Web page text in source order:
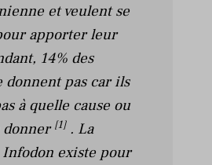
et veulent se
apporter leur
14% des
donnent pas car ils
à quelle cause ou
donner [1]. La
existe pour